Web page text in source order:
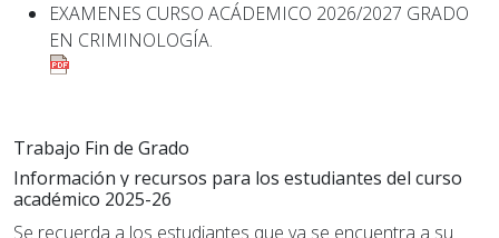
EXAMENES CURSO ACÁDEMICO 2026/2027 GRADO
EN CRIMINOLOGÍA.
Trabajo Fin de Grado
Información y recursos para los estudiantes del curso
académico 2025-26
Se recuerda a los estudiantes que ya se encuentra a su